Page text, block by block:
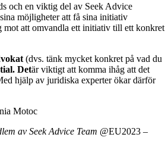
och en viktig del av Seek Advice
möjligheter att få sina initiativ
mot att omvandla ett initiativ till ett konkret
(dvs. tänk mycket konkret på vad du
Detär viktigt att komma ihåg att det
hjälp av juridiska experter ökar därför
av Seek Advice Team @EU2023 –